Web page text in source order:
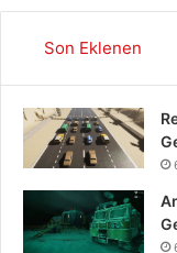
Son Eklenen